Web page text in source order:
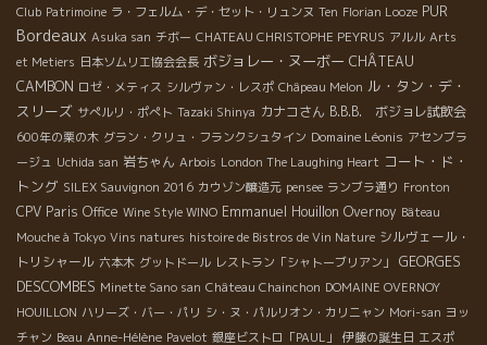
Club Patrimoine ラ・フェルム・デ・セット・リュンヌ Ten Florian Looze PUR
Bordeaux Asuka san チボー CHATEAU CHRISTOPHE PEYRUS アルル Arts
et Metiers 日本ソムリエ協会会長 ボジョレー・ヌーボー CHÂTEAU
CAMBON ロゼ・メティス シルヴァン・レスポ Châpeau Melon ル・タン・デ・
スリーズ サぺルリ・ポぺト Tazaki Shinya カナコさん B.B.B. ボジョレ試飲会
600年の栗の木 グラン・クリュ・フランクシュタイン Domaine Léonis アセンブラ
ージュ Uchida san 岩ちゃん Arbois London The Laughing Heart コート・ド・
トング SILEX Sauvignon 2016 カウゾン醸造元 pensee ランブラ通り Fronton
CPV Paris Office Wine Style WINO Emmanuel Houillon Overnoy Bâteau
Mouche à Tokyo Vins natures histoire de Bistros de Vin Nature シルヴェール・
トリシャール 六本木 グットドール レストラン「シャトーブリアン」
GEORGES
DESCOMBES Minette Sano san Château Chainchon DOMAINE OVERNOY
HOUILLON ハリーズ・バー・パリ シ・ヌ・パルリオン・カリニャン Mori-san ヨッ
チャン Beau Anne-Hélène Pavelot 銀座ビストロ「PAUL」 伊藤の誕生日 エスポ